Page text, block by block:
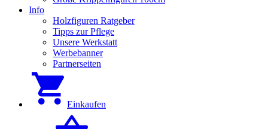
Info
Holzfiguren Ratgeber
Tipps zur Pflege
Unsere Werkstatt
Werbebanner
Partnerseiten
Einkaufen